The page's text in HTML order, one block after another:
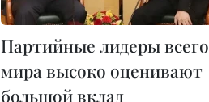
Партийные лидеры всего
мира высоко оценивают
большой вклад